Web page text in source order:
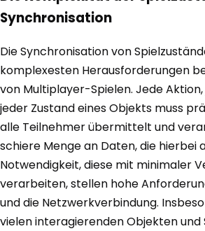
Synchronisation
Die Synchronisation von
komplexesten Herausforderungen
von Multiplayer-Spielen. Jede
jeder Zustand eines Objekts muss
alle Teilnehmer übermittelt und
schiere Menge an Daten, die hierbei
Notwendigkeit, diese mit minimaler
verarbeiten, stellen hohe
und die Netzwerkverbindung.
vielen interagierenden Objekten und